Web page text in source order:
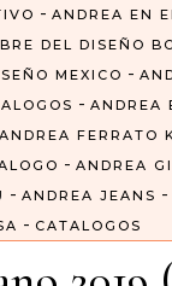
- ANDREA EN
DEL DISEÑO
MEXICO -
- ANDREA
ANDREA FERRATO
- ANDREA
- ANDREA JEANS -
- CATALOGOS